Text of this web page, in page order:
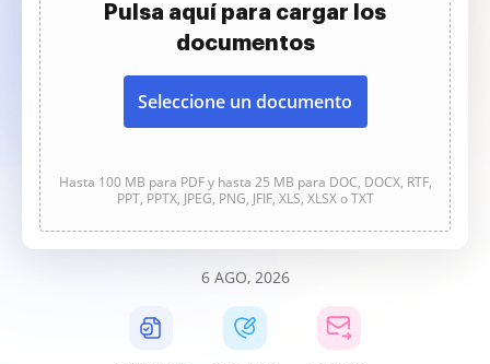
Pulsa aquí para cargar los
documentos
Seleccione un documento
Hasta 100 MB para PDF y hasta 25 MB para DOC, DOCX, RTF,
PPT, PPTX, JPEG, PNG, JFIF, XLS, XLSX o TXT
6 AGO, 2026